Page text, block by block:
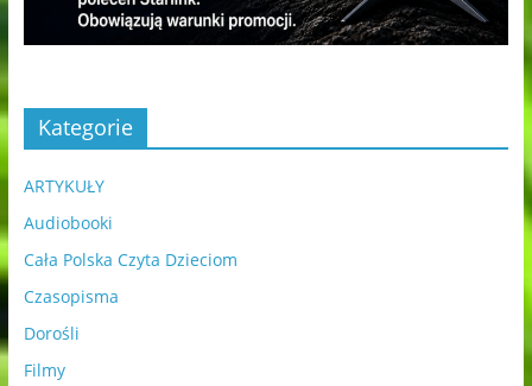
Kategorie
ARTYKUŁY
Audiobooki
Cała Polska Czyta Dzieciom
Czasopisma
Dorośli
Filmy